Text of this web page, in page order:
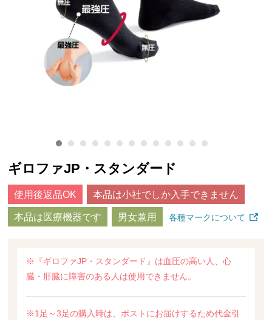
ギロファJP・スタンダード
使用後返品OK 本品は小社でしか入手できません
本品は医療機器です 男女兼用 各種マークについて
※『ギロファJP・スタンダード』は血圧の高い人、心
臓・肝臓に障害のある人は使用できません。
※1足～3足の購入時は、ポストにお届けするため代金引